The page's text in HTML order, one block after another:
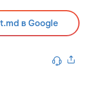
в Google